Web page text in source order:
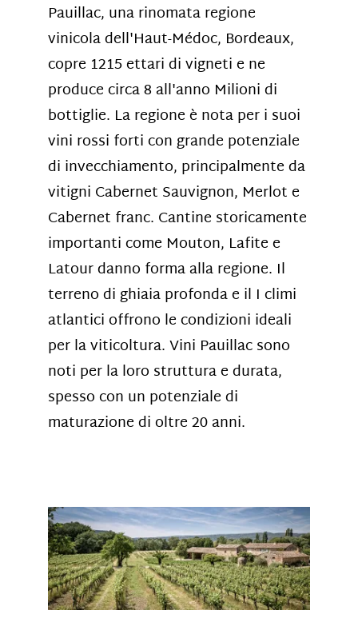
Pauillac, una rinomata regione
vinicola dell'Haut-Médoc, Bordeaux,
copre 1215 ettari di vigneti e ne
produce circa 8 all'anno Milioni di
bottiglie. La regione è nota per i suoi
vini rossi forti con grande potenziale
di invecchiamento, principalmente da
vitigni Cabernet Sauvignon, Merlot e
Cabernet franc. Cantine storicamente
importanti come Mouton, Lafite e
Latour danno forma alla regione. Il
terreno di ghiaia profonda e il I climi
atlantici offrono le condizioni ideali
per la viticoltura. Vini Pauillac sono
noti per la loro struttura e durata,
spesso con un potenziale di
maturazione di oltre 20 anni.